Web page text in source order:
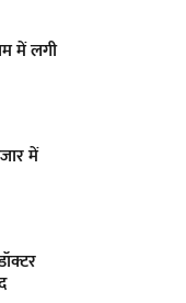
में लगी
में